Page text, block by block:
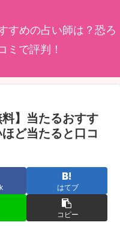
すめの占い師は？恐ろ
ミで評判！
料】当たるおすす
ど当たると口コ
はてブ
コピー